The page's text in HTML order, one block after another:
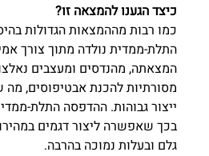
כיצד הגענו להמצאה זו?
כמו רבות מההמצאות הגדולות
התלת-ממדית נולדה מתוך צורך
המצאתה, מהנדסים ומעצבים
מסורתיות להכנת אבטיפוסים, מה
ייצור גבוהות. ההדפסה התלת-
בכך שאפשרה ליצור דגמים
גלם ובעלות נמוכה בהרבה.